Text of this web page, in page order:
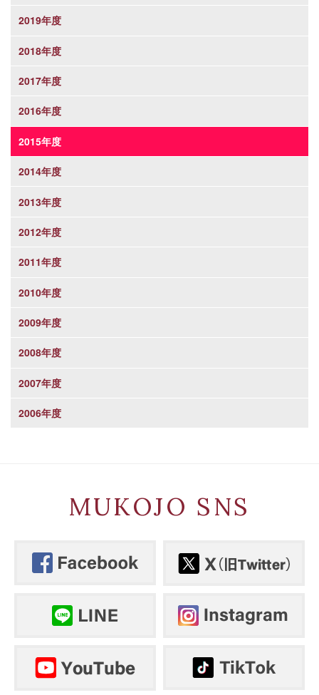
2019年度
2018年度
2017年度
2016年度
2015年度
2014年度
2013年度
2012年度
2011年度
2010年度
2009年度
2008年度
2007年度
2006年度
MUKOJO SNS